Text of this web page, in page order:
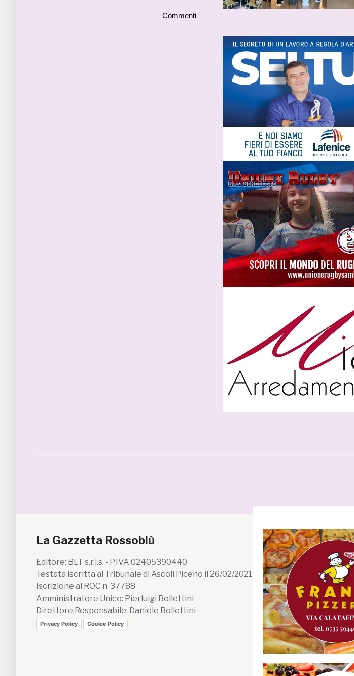
Commenti
La Gazzetta Rossoblù
Editore: BLT s.r.l.s. - P.IVA 02405390440
Testata iscritta al Tribunale di Ascoli Piceno il 26/02/2021 n. 199/2021
Iscrizione al ROC n. 37788
Amministratore Unico: Pierluigi Bollettini
Direttore Responsabile: Daniele Bollettini
Privacy Policy Cookie Policy